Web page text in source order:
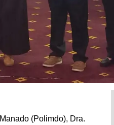
(Polimdo), Dra.